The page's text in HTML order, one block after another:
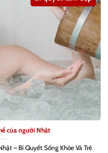
của người Nhật
– Bí Quyết Sống Khỏe Và Trẻ